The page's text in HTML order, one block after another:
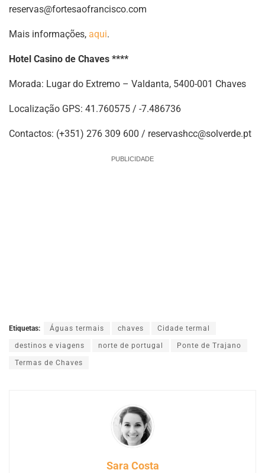
reservas@fortesaofrancisco.com
Mais informações, aqui.
Hotel Casino de Chaves ****
Morada: Lugar do Extremo – Valdanta, 5400-001 Chaves
Localização GPS: 41.760575 / -7.486736
Contactos: (+351) 276 309 600 / reservashcc@solverde.pt
PUBLICIDADE
Etiquetas: Águas termais chaves Cidade termal
destinos e viagens norte de portugal Ponte de Trajano
Termas de Chaves
Sara Costa